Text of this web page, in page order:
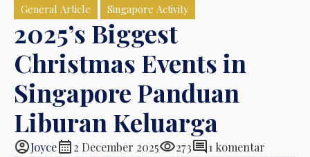
General Article Singapore Activity
2025’s Biggest
Christmas Events in
Singapore Panduan
Liburan Keluarga
account_circleJoycecalendar_month2 December 2025visibility273comment1 komentar